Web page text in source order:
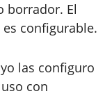
borrador. El
configurable.
las configuro
con